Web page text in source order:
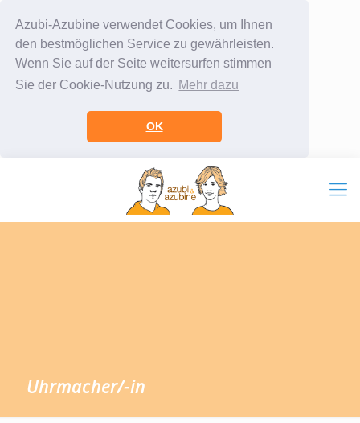
Azubi-Azubine verwendet Cookies, um Ihnen
den bestmöglichen Service zu gewährleisten.
Wenn Sie auf der Seite weitersurfen stimmen
Sie der Cookie-Nutzung zu. Mehr dazu
OK
Uhrmacher/-in